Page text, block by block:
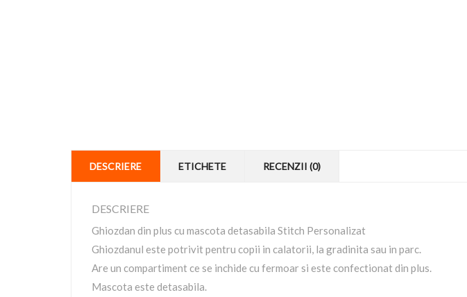
DESCRIERE ETICHETE RECENZII (0)
DESCRIERE
Ghiozdan din plus cu mascota detasabila Stitch Personalizat
Ghiozdanul este potrivit pentru copii in calatorii, la gradinita sau in parc.
Are un compartiment ce se inchide cu fermoar si este confectionat din plus.
Mascota este detasabila.